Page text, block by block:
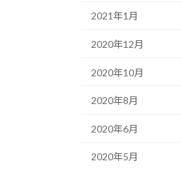
2021年1月
2020年12月
2020年10月
2020年8月
2020年6月
2020年5月